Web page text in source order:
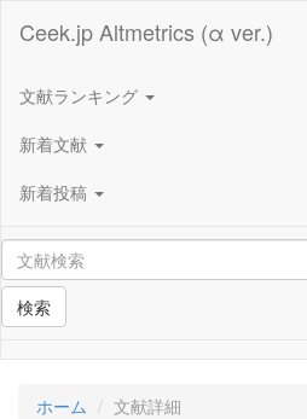
Ceek.jp Altmetrics (α ver.)
文献ランキング
新着文献
新着投稿
検索
ホーム 文献詳細